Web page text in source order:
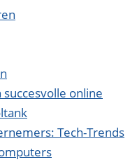
online
Tech-Trends